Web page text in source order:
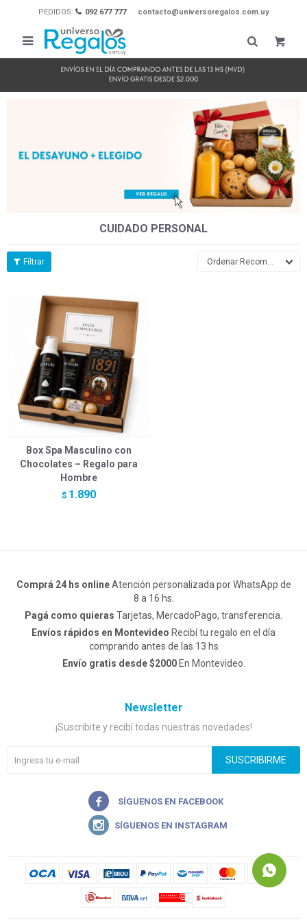
PEDIDOS: 092 677 777 contacto@universoregalos.com.uy

CUIDADO PERSONAL
Recomendados
Box Spa Masculino con
Chocolates – Regalo para
Hombre
$ 1.890
Comprá 24 hs onlineAtención personalizada por WhatsApp de
8 a 16 hs.
Pagá como quieras Tarjetas, MercadoPago, transferencia.
Envíos rápidos en Montevideo Recibí tu regalo en el día
comprando antes de las 13 hs
Envío gratis desde $2000En Montevideo.
Newsletter
¡Suscribite y recibí todas nuestras novedades!
SUSCRIBIRME

